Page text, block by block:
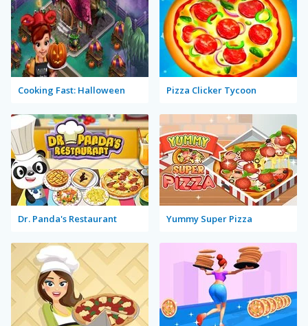
Cooking Fast: Halloween Pizza Clicker Tycoon
Dr. Panda's Restaurant Yummy Super Pizza